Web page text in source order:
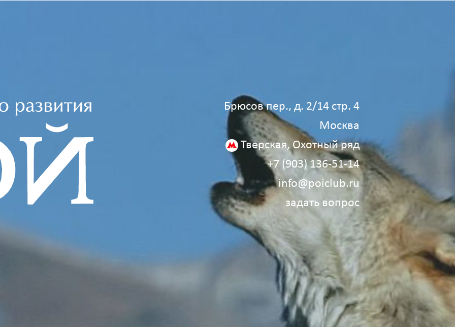
Брюсов пер., д. 2/14 стр. 4
Москва
Тверская, Охотный ряд
+7 (903) 136‑51‑14
info@poiclub.ru
задать вопрос